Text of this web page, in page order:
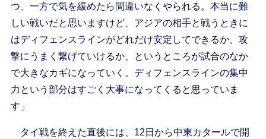
つ、一方で気を緩めたら間違いなくやられる。本当に難
しい戦いだと思いますけど、アジアの相手と戦うときに
はディフェンスラインがどれだけ安定してできるか、攻
撃にうまく繋げていけるか、というところが試合のなか
で大きなカギになっていく。ディフェンスラインの集中
力という部分はすごく大事になってくると思っていま
す」
タイ戦を終えた直後には、12日から中東カタールで開